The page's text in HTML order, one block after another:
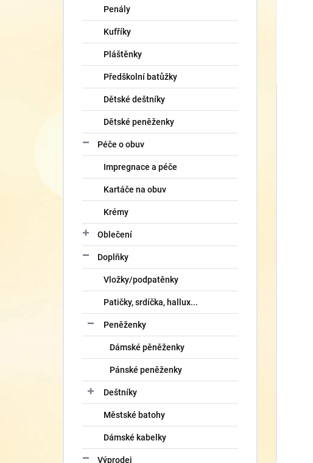
Penály
Kufříky
Pláštěnky
Předškolní batůžky
Dětské deštníky
Dětské peněženky
Péče o obuv
Impregnace a péče
Kartáče na obuv
Krémy
Oblečení
Doplňky
Vložky/podpatěnky
Patičky, srdíčka, hallux...
Peněženky
Dámské pěněženky
Pánské peněženky
Deštníky
Městské batohy
Dámské kabelky
Výprodej